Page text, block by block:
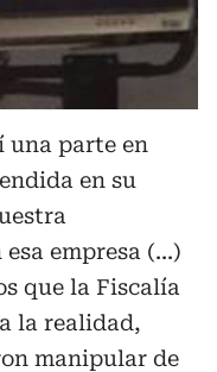
una parte en
en su
empresa (...)
que la Fiscalía
la realidad,
manipular de